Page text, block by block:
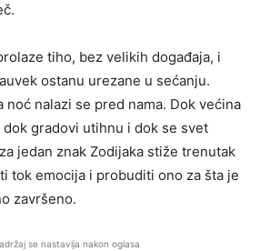
tiho, bez velikih događaja, i
ostanu urezane u sećanju.
noć nalazi se pred nama. Dok većina
gradovi utihnu i dok se svet
jedan znak Zodijaka stiže trenutak
tok emocija i probuditi ono za šta je
završeno.
se nastavlja nakon oglasa